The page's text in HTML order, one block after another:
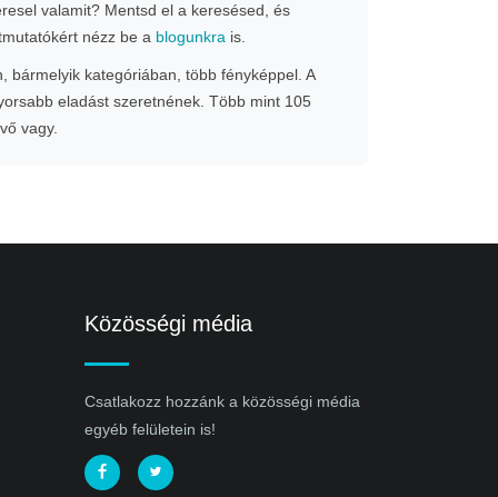
valamit? Mentsd el a keresésed, és
nézz be a blogunkra is.
bármelyik kategóriában, több fényképpel. A
eladást szeretnének. Több mint 105
vagy.
Közösségi média
Csatlakozz hozzánk a közösségi média
egyéb felületein is!